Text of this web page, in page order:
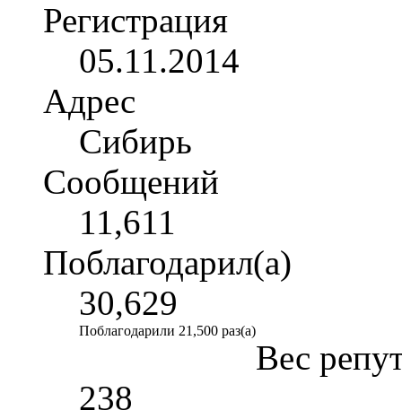
Регистрация
05.11.2014
Адрес
Сибирь
Сообщений
11,611
Поблагодарил(а)
30,629
Поблагодарили 21,500 раз(а)
Вес
238